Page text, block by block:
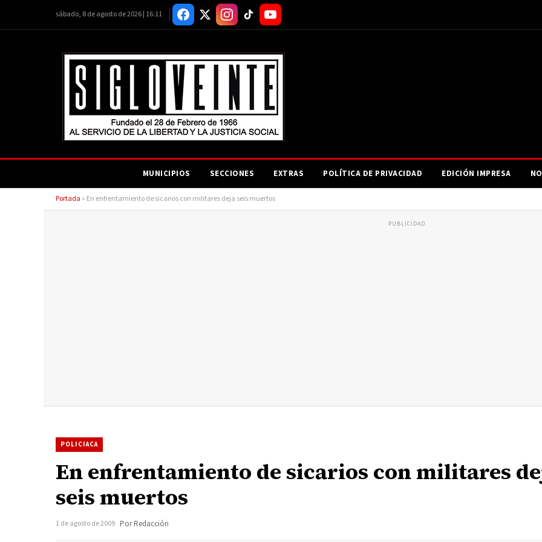
sábado, 8 de agosto de 2026 | 16:11
MUNICIPIOS SECCIONES EXTRAS POLÍTICA DE PRIVACIDAD EDICIÓN IMPRESA
Portada » En enfrentamiento de sicarios con militares deja seis muertos
PUBLICIDAD
POLICIACA
En enfrentamiento de sicarios con militares
seis muertos
1 de agosto de 2009 Por Redacción